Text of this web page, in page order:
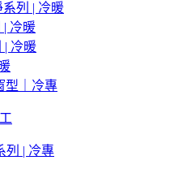
列 | 冷暖
| 冷暖
| 冷暖
型｜冷專
列 | 冷專